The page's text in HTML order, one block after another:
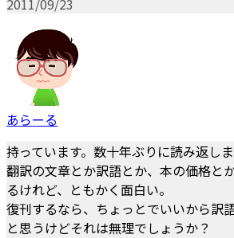
あらーる
持っています。数十年ぶりに読み返しま
翻訳の文章とか訳語とか、本の価格と
るけれど、ともかく面白い。
復刊するなら、ちょっとでいいから訳
と思うけどそれは無理でしょうか？